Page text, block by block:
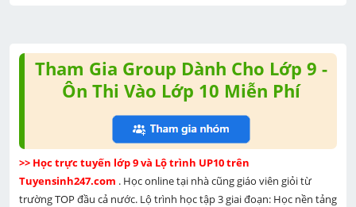
Tham Gia Group Dành Cho Lớp 9 -
Ôn Thi Vào Lớp 10 Miễn Phí
>> Học trực tuyến lớp 9 và Lộ trình UP10 trên
Tuyensinh247.com . Học online tại nhà cũng giáo viên giỏi từ
trường TOP đầu cả nước. Lộ trình học tập 3 giai đoạn: Học nền tảng